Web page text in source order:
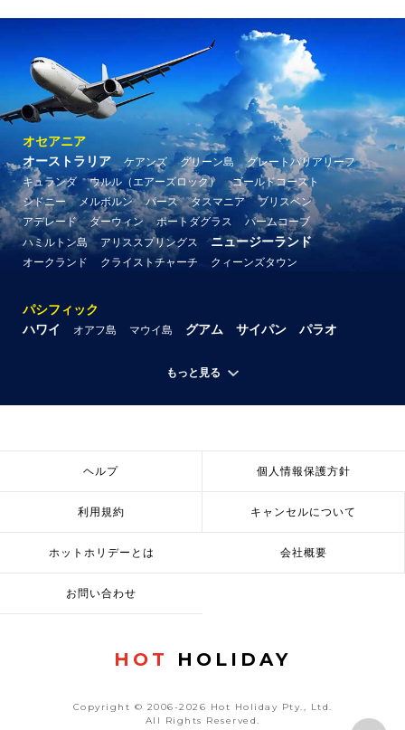
オセアニア
オーストラリア
ケアンズ グリーン島
グレートバリアリーフ
キュランダ
ウルル（エアーズロック）
ゴールドコースト
シドニー
メルボルン パース タスマニア
ブリスベン
アデレード
ダーウィン ポートダグラス
パームコーブ
ハミルトン島
アリススプリングス ニュージーランド
オークランド クライストチャーチ クィーンズタウン
パシフィック
ハワイ
オアフ島 マウイ島 グアム サイパン パラオ
もっと見る
ヘルプ 個人情報保護方針
利用規約 キャンセルについて
ホットホリデーとは 会社概要
お問い合わせ
HOT HOLIDAY
Copyright © 2006-2026 Hot Holiday Pty., Ltd.
All Rights Reserved.